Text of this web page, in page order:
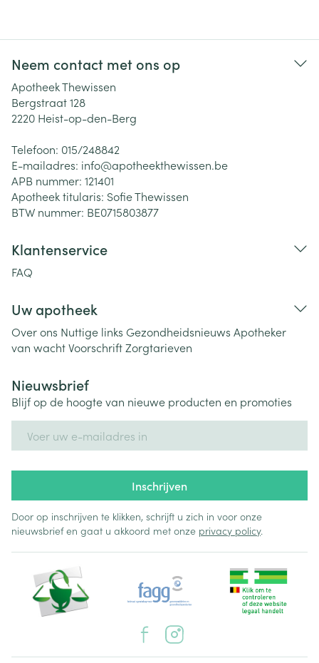
Neem contact met ons op
Apotheek Thewissen
Bergstraat 128
2220 Heist-op-den-Berg
Telefoon: 015/248842
E-mailadres: info@apotheekthewissen.be
APB nummer: 121401
Apotheek titularis: Sofie Thewissen
BTW nummer: BE0715803877
Klantenservice
FAQ
Uw apotheek
Over ons Nuttige links Gezondheidsnieuws Apotheker
van wachtVoorschriftZorgtarieven
Nieuwsbrief
Blijf op de hoogte van nieuwe producten en promoties
Inschrijven
Door op inschrijven te klikken, schrijft u zich in voor onze
nieuwsbrief en gaat u akkoord met onze privacy policy.